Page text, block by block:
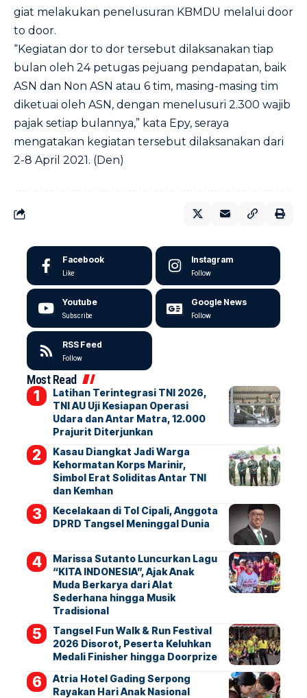
giat melakukan penelusuran KBMDU melalui door
to door.
“Kegiatan dor to dor tersebut dilaksanakan tiap
bulan oleh 24 petugas pejuang pendapatan, baik
ASN dan Non ASN atau 6 tim, masing-masing tim
diketuai oleh ASN, dengan menelusuri 2.300 wajib
pajak setiap bulannya,” kata Epy, seraya
mengatakan kegiatan tersebut dilaksanakan dari
2-8 April 2021. (Den)
Facebook
Like
Instagram
Follow
Youtube
Subscribe
Google News
Follow
RSS Feed
Follow
Most Read
Latihan Terintegrasi TNI 2026,
TNI AU Uji Kesiapan Operasi
Udara dan Antar Matra, 12.000
Prajurit Diterjunkan
Kasau Diangkat Jadi Warga
Kehormatan Korps Marinir,
Simbol Erat Soliditas Antar TNI
dan Kemhan
Kecelakaan di Tol Cipali, Anggota
DPRD Tangsel Meninggal Dunia
Marissa Sutanto Luncurkan Lagu
“KITA INDONESIA”, Ajak Anak
Muda Berkarya dari Alat
Sederhana hingga Musik
Tradisional
Tangsel Fun Walk & Run Festival
2026 Disorot, Peserta Keluhkan
Medali Finisher hingga Doorprize
Atria Hotel Gading Serpong
Rayakan Hari Anak Nasional